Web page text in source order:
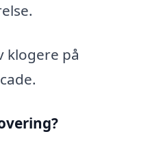
klogere på